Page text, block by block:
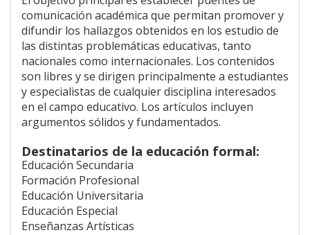
comunicación académica que permitan promover y
difundir los hallazgos obtenidos en los estudio de
las distintas problemáticas educativas, tanto
nacionales como internacionales. Los contenidos
son libres y se dirigen principalmente a estudiantes
y especialistas de cualquier disciplina interesados
en el campo educativo. Los artículos incluyen
argumentos sólidos y fundamentados.
Destinatarios de la educación formal:
Educación Secundaria
Formación Profesional
Educación Universitaria
Educación Especial
Enseñanzas Artísticas